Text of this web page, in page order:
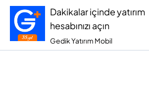
Dakikalar içinde yatırım
hesabınızı açın
Gedik Yatırım Mobil